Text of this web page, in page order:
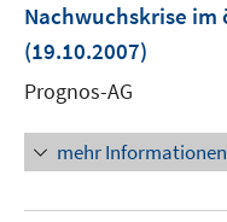
Nachwuchskrise
(19.10.2007)
Prognos-AG
mehr Informationen